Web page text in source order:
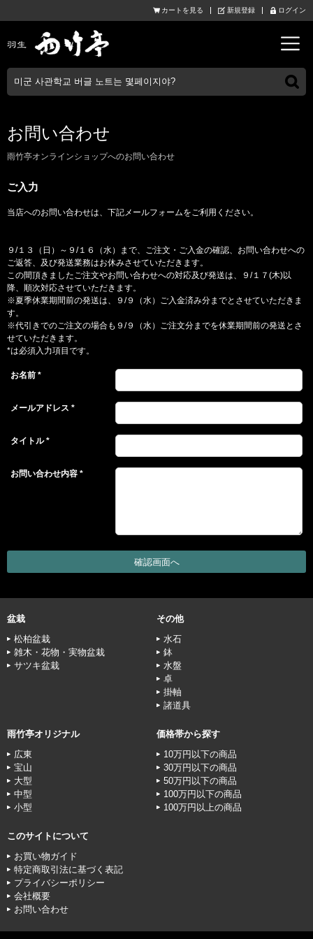
カートを見る 新規登録 ログイン
お問い合わせ
雨竹亭オンラインショップへのお問い合わせ
ご入力
当店へのお問い合わせは、下記メールフォームをご利用ください。
９/１３（日）～９/１６（水）まで、ご注文・ご入金の確認、お問い合わせへの
ご返答、及び発送業務はお休みさせていただきます。
この間頂きましたご注文やお問い合わせへの対応及び発送は、９/１７(木)以
降、順次対応させていただきます。
※夏季休業期間前の発送は、９/９（水）ご入金済み分までとさせていただきま
す。
※代引きでのご注文の場合も９/９（水）ご注文分までを休業期間前の発送とさ
せていただきます。
*は必須入力項目です。
お名前 *
メールアドレス *
タイトル*
お問い合わせ内容 *
盆栽
松柏盆栽
雑木・花物・実物盆栽
サツキ盆栽
その他
水石
鉢
水盤
卓
掛軸
諸道具
雨竹亭オリジナル
広東
宝山
大型
中型
小型
価格帯から探す
10万円以下の商品
30万円以下の商品
50万円以下の商品
100万円以下の商品
100万円以上の商品
このサイトについて
お買い物ガイド
特定商取引法に基づく表記
プライバシーポリシー
会社概要
お問い合わせ